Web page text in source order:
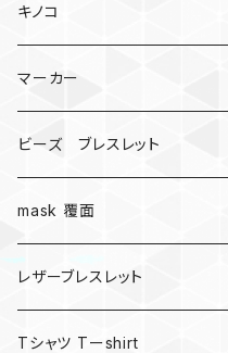
キノコ
マーカー
ビーズ ブレスレット
mask 覆面
レザーブレスレット
Tシャツ Tーshirt